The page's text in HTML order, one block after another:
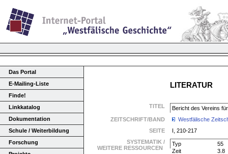
Das Portal
E-Mailing-Liste
Finde!
Linkkatalog
Dokumentation
Schule / Weiterbildung
Forschung
LITERATUR
TITEL
Bericht des Vereins
ZEITSCHRIFT/BAND
Westfälische
SEITE
I, 210-217
SYSTEMATIK /
WEITERE RESSOURCEN
Typ
55
Zeit
3.8